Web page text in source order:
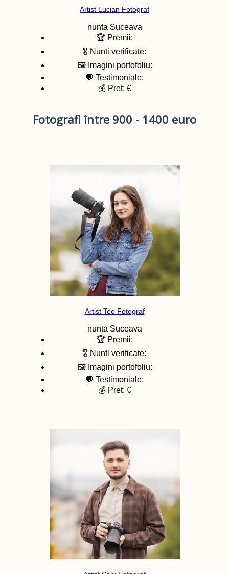
Artist Lucian Fotograf
nunta Suceava
🏆 Premii:
🎖️ Nunti verificate:
🖼️ Imagini portofoliu:
💬 Testimoniale:
💰 Pret: €
Fotografi între 900 - 1400 euro
Artist Teo Fotograf
nunta Suceava
🏆 Premii:
🎖️ Nunti verificate:
🖼️ Imagini portofoliu:
💬 Testimoniale:
💰 Pret: €